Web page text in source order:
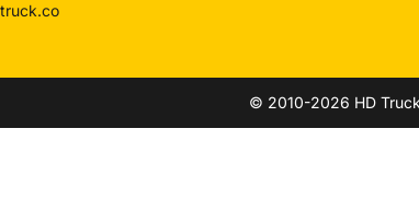
© 2010-2026 HD